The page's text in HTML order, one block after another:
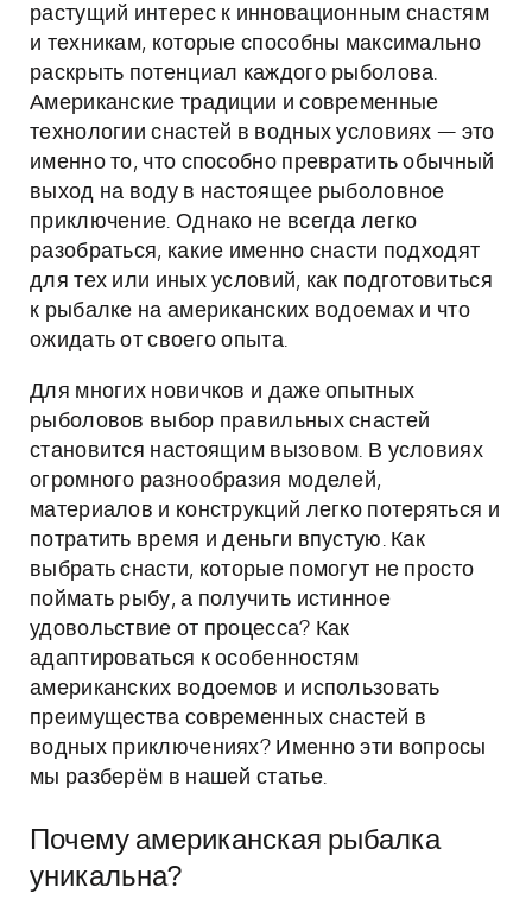
растущий интерес к инновационным снастям
и техникам, которые способны максимально
раскрыть потенциал каждого рыболова.
Американские традиции и современные
технологии снастей в водных условиях — это
именно то, что способно превратить обычный
выход на воду в настоящее рыболовное
приключение. Однако не всегда легко
разобраться, какие именно снасти подходят
для тех или иных условий, как подготовиться
к рыбалке на американских водоемах и что
ожидать от своего опыта.
Для многих новичков и даже опытных
рыболовов выбор правильных снастей
становится настоящим вызовом. В условиях
огромного разнообразия моделей,
материалов и конструкций легко потеряться и
потратить время и деньги впустую. Как
выбрать снасти, которые помогут не просто
поймать рыбу, а получить истинное
удовольствие от процесса? Как
адаптироваться к особенностям
американских водоемов и использовать
преимущества современных снастей в
водных приключениях? Именно эти вопросы
мы разберём в нашей статье.
Почему американская рыбалка
уникальна?